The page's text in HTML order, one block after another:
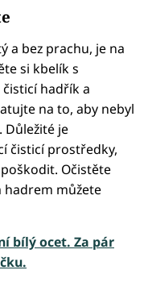
a bez prachu, je na
si kbelík s
hadřík a
na to, aby nebyl
je
čisticí prostředky,
Očistěte
můžete
bílý ocet. Za pár